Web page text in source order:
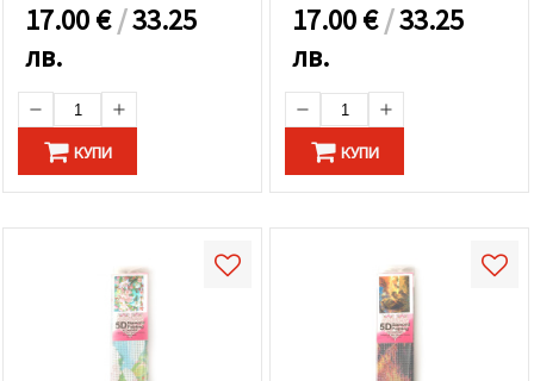
17.00€/33.25
лв.
КУПИ
17.00€/33.25
лв.
КУПИ